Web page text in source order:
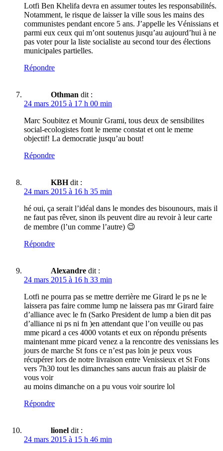
Lotfi Ben Khelifa devra en assumer toutes les responsabilités.
Notamment, le risque de laisser la ville sous les mains des
communistes pendant encore 5 ans. J’appelle les Vénissians et
parmi eux ceux qui m’ont soutenus jusqu’au aujourd’hui à ne
pas voter pour la liste socialiste au second tour des élections
municipales partielles.
Répondre
Othman dit :
24 mars 2015 à 17 h 00 min
Marc Soubitez et Mounir Grami, tous deux de sensibilites
social-ecologistes font le meme constat et ont le meme
objectif! La democratie jusqu’au bout!
Répondre
KBH dit :
24 mars 2015 à 16 h 35 min
hé oui, ça serait l’idéal dans le mondes des bisounours, mais il
ne faut pas rêver, sinon ils peuvent dire au revoir à leur carte
de membre (l’un comme l’autre) 😉
Répondre
Alexandre dit :
24 mars 2015 à 16 h 33 min
Lotfi ne pourra pas se mettre derrière me Girard le ps ne le
laissera pas faire comme lump ne laissera pas mr Girard faire
d’alliance avec le fn (Sarko President de lump a bien dit pas
d’alliance ni ps ni fn )en attendant que l’on veuille ou pas
mme picard a ces 4000 votants et eux on répondu présents
maintenant mme picard venez a la rencontre des venissians les
jours de marche St fons ce n’est pas loin je peux vous
récupérer lors de notre livraison entre Venissieux et St Fons
vers 7h30 tout les dimanches sans aucun frais au plaisir de
vous voir
au moins dimanche on a pu vous voir sourire lol
Répondre
lionel dit :
24 mars 2015 à 15 h 46 min